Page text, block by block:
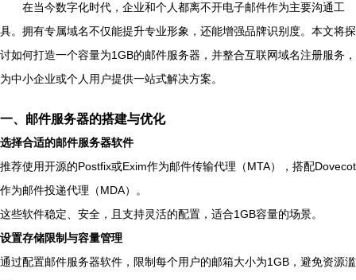
在当今数字化时代，企业和个人都离不开电子邮件作为主要沟通工
具。拥有专属域名不仅能提升专业形象，还能增强品牌识别度。本文将探
讨如何打造一个容量为1GB的邮件服务器，并整合互联网域名注册服务，
为中小企业或个人用户提供一站式解决方案。
一、邮件服务器的搭建与优化
选择合适的邮件服务器软件
推荐使用开源的Postfix或Exim作为邮件传输代理（MTA），搭配Dovecot
作为邮件投递代理（MDA）。
这些软件稳定、安全，且支持灵活的配置，适合1GB容量的场景。
设置存储限制与容量管理
通过配置邮件服务器软件，限制每个用户的邮箱大小为1GB，避免资源滥